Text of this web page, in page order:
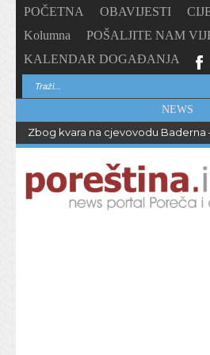
POČETNA OBAVIJESTI
Kolumna
POŠALJITE NAM
KALENDAR DOGAĐANJA
NEWS
Zbog kvara na cjevovodu Baderna